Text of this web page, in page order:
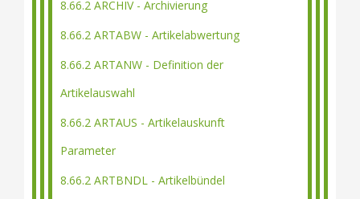
8.66.2 ARCHIV - Archivierung
8.66.2 ARTABW - Artikelabwertung
8.66.2 ARTANW - Definition der
Artikelauswahl
8.66.2 ARTAUS - Artikelauskunft
Parameter
8.66.2 ARTBNDL - Artikelbündel